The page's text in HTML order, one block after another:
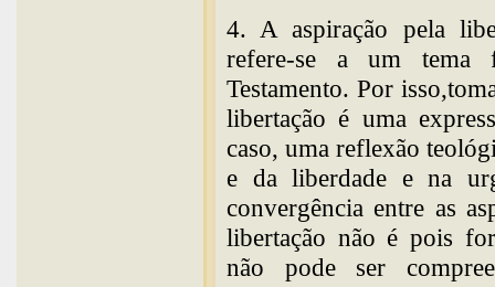
4. A aspiração pela
refere-se a um tema
Testamento. Por
libertação é uma
caso, uma reflexão
e da liberdade e na
convergência entre as
libertação não é pois
não pode ser